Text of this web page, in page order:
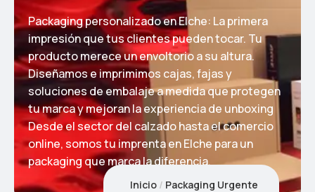
Packaging personalizado en Elche: La primera
impresión que tus clientes pueden tocar. Tu
producto merece un envoltorio a su altura.
Diseñamos e imprimimos cajas, fajas y
soluciones de embalaje a medida que protegen
tu marca y mejoran la experiencia de unboxing
Desde el sector del calzado hasta el comercio
online, somos tu imprenta en Elche para un
packaging que marca la diferencia.
Inicio Packaging Urgente